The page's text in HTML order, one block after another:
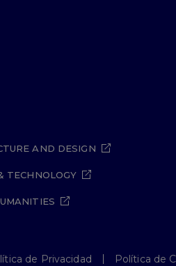
AND DESIGN
TECHNOLOGY
de Privacidad Política de